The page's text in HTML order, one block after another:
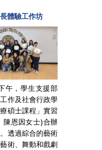
體驗工作坊
午，學生支援部
作及社會行政學
碩士課程」實習
陳恩因女士)合辦
透過綜合的藝術
術、舞動和戲劇